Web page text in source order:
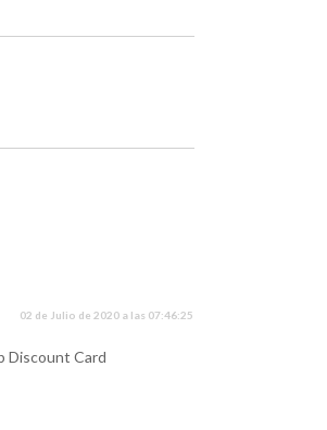
02 de Julio de 2020 a las 07:46:25
Discount Card